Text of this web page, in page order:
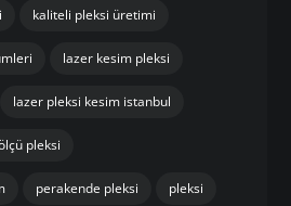
kaliteli pleksi üretimi
lazer kesim pleksi
lazer pleksi kesim istanbul
pleksi
perakende pleksi pleksi